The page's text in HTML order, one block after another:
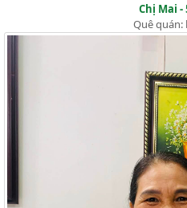
Chị Mai -
Quê quán: